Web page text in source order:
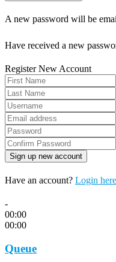
A new password will be
Have received a new
Register New Account
Have an account? Login here
-
00:00
00:00
Queue